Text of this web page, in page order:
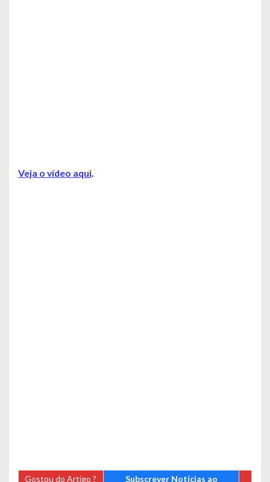
Veja o vídeo aqui.
Gostou do Artigo ? Subscrever Notícias ao